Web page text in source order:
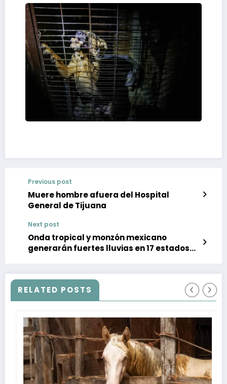
Previous post
Muere hombre afuera del Hospital
General de Tijuana
Next post
Onda tropical y monzón mexicano
generarán fuertes lluvias en 17 estados
RELATED POSTS